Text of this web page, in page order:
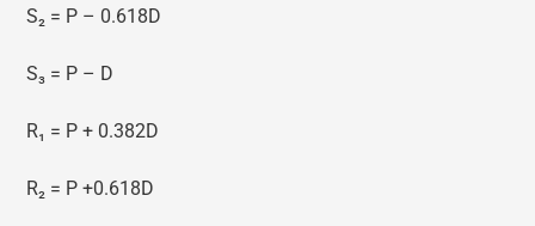
S₂ = P – 0.618D
S₃ = P – D
R₁ = P + 0.382D
R₂ = P +0.618D